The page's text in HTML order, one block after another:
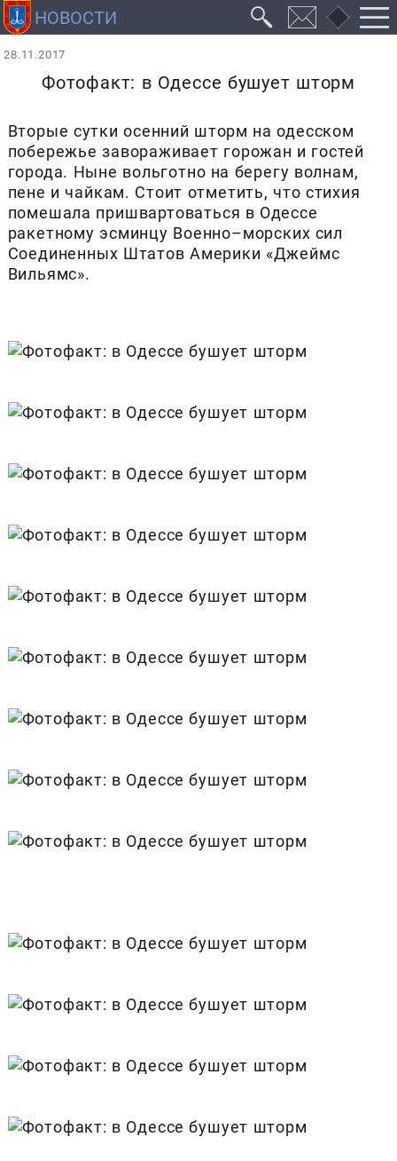
28.11.2017
Фотофакт: в Одессе бушует шторм
Вторые сутки осенний шторм на одесском
побережье завораживает горожан и гостей
города. Ныне вольготно на берегу волнам,
пене и чайкам. Стоит отметить, что стихия
помешала пришвартоваться в Одессе
ракетному эсминцу Военно–морских сил
Соединенных Штатов Америки «Джеймс
Вильямс».